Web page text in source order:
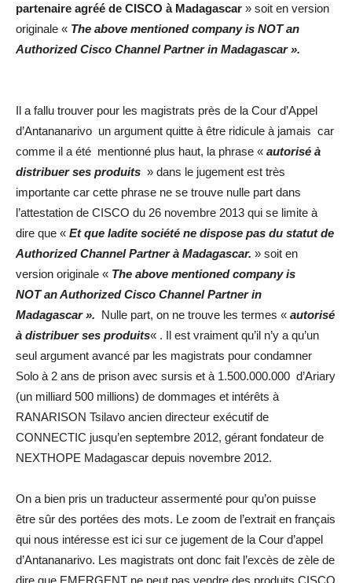
partenaire agréé de CISCO à Madagascar » soit en version
originale « The above mentioned company is NOT an
Authorized Cisco Channel Partner in Madagascar ».
Il a fallu trouver pour les magistrats près de la Cour d’Appel
d’Antananarivo un argument quitte à être ridicule à jamais car
comme il a été mentionné plus haut, la phrase « autorisé à
distribuer ses produits » dans le jugement est très
importante car cette phrase ne se trouve nulle part dans
l’attestation de CISCO du 26 novembre 2013 qui se limite à
dire que « Et que ladite société ne dispose pas du statut de
Authorized Channel Partner à Madagascar. » soit en
version originale « The above mentioned company is
NOT an Authorized Cisco Channel Partner in
Madagascar ». Nulle part, on ne trouve les termes « autorisé
à distribuer ses produits« . Il est vraiment qu’il n’y a qu’un
seul argument avancé par les magistrats pour condamner
Solo à 2 ans de prison avec sursis et à 1.500.000.000 d’Ariary
(un milliard 500 millions) de dommages et intérêts à
RANARISON Tsilavo ancien directeur exécutif de
CONNECTIC jusqu’en septembre 2012, gérant fondateur de
NEXTHOPE Madagascar depuis novembre 2012.
On a bien pris un traducteur assermenté pour qu’on puisse
être sûr des portées des mots. Le zoom de l’extrait en français
qui nous intéresse est ici sur ce jugement de la Cour d’appel
d’Antananarivo. Les magistrats ont donc fait l’excès de zèle de
dire que EMERGENT ne peut pas vendre des produits CISCO